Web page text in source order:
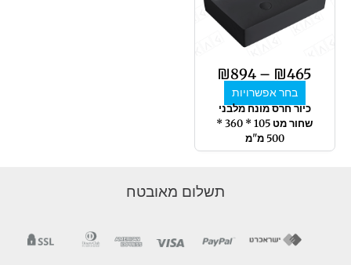
₪465
–
₪894
עד
בחר אפשרויות
סוגים.
ניתן
את
האפשרויות
בעמוד
המוצר
כיור חרס מונח מלבני
שחור מט 105 * 360 *
500 מ"מ
תשלום מאובטח